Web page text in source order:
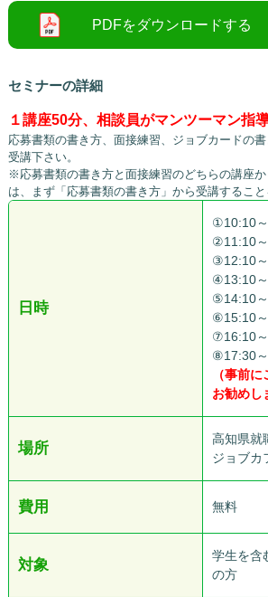
セミナーの詳細
１講座50分、相談員がマンツーマン指
応募書類の書き方、面接練習、ジョブカードの
受講下さい。
※応募書類の書き方と面接練習のどちらの講座
は、まず「応募書類の書き方」から受講すること
日時
①10:10
②11:10
③12:10
④13:10
⑤14:10
⑥15:10
⑦16:10
⑧17:30
（事前
お勧めし
場所
高知県就
ジョブカ
費用 無料
対象
学生を含
の方